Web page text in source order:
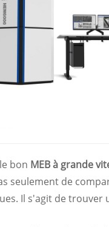
bon MEB à grande
seulement de
Il s'agit de trouver